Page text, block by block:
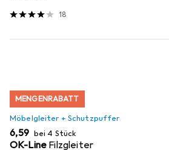
18
MENGENRABATT
Möbelgleiter + Schutzpuffer
EUR
6,59 bei 4 Stück
OK-Line Filzgleiter